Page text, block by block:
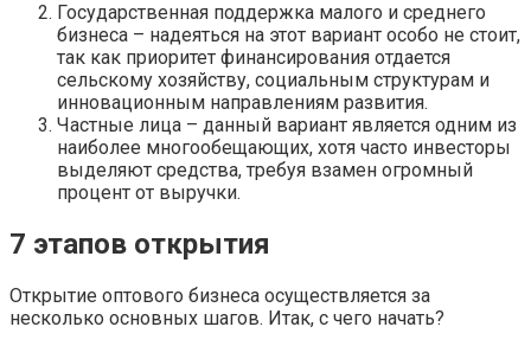
Государственная поддержка малого и среднего
бизнеса – надеяться на этот вариант особо не стоит,
так как приоритет финансирования отдается
сельскому хозяйству, социальным структурам и
инновационным направлениям развития.
Частные лица – данный вариант является одним из
наиболее многообещающих, хотя часто инвесторы
выделяют средства, требуя взамен огромный
процент от выручки.
7 этапов открытия
Открытие оптового бизнеса осуществляется за
несколько основных шагов. Итак, с чего начать?